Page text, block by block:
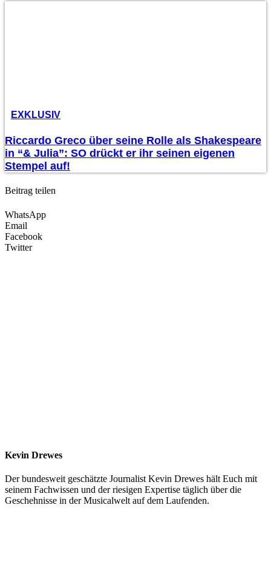
EXKLUSIV
Riccardo Greco über seine Rolle als Shakespeare
in “& Julia”: SO drückt er ihr seinen eigenen
Stempel auf!
Beitrag teilen
WhatsApp
Email
Facebook
Twitter
Kevin Drewes
Der bundesweit geschätzte Journalist Kevin Drewes hält Euch mit
seinem Fachwissen und der riesigen Expertise täglich über die
Geschehnisse in der Musicalwelt auf dem Laufenden.